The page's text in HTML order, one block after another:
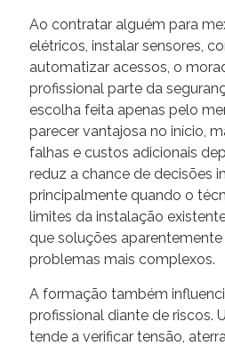
Ao contratar alguém para
elétricos, instalar sensores,
automatizar acessos, o
profissional parte da
escolha feita apenas pelo
parecer vantajosa no início,
falhas e custos adicionais
reduz a chance de decisões
principalmente quando o
limites da instalação
que soluções
problemas mais complexos.
A formação também
profissional diante de riscos.
tende a verificar tensão,